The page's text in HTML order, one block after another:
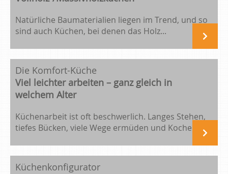
Natürliche Baumaterialien liegen im Trend, und so
sind auch Küchen, bei denen das Holz...
Die Komfort-Küche
Viel leichter arbeiten – ganz gleich in
welchem Alter
Küchenarbeit ist oft beschwerlich. Langes Stehen,
tiefes Bücken, viele Wege ermüden und Kochen,...
Küchenkonfigurator